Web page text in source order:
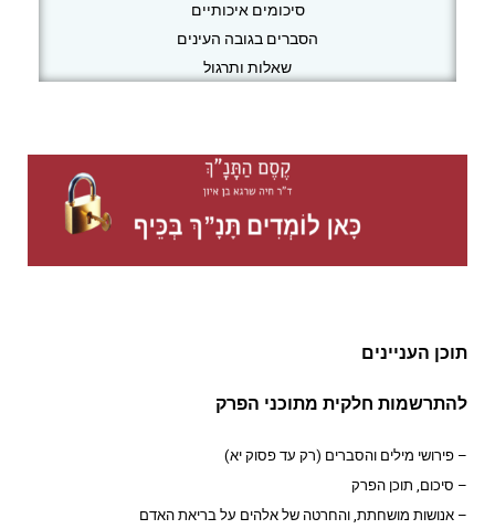
סיכומים איכותיים
הסברים בגובה העינים
שאלות ותרגול
תוכן העניינים
להתרשמות חלקית מתוכני הפרק
– פירושי מילים והסברים (רק עד פסוק יא)
– סיכום, תוכן הפרק
– אנושות מושחתת, והחרטה של אלהים על בריאת האדם